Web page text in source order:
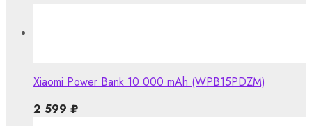
Xiaomi Power Bank 10 000 mAh (WPB15PDZM)
2 599 ₽